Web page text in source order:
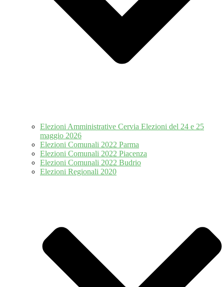
Elezioni Amministrative Cervia Elezioni del 24 e 25
maggio 2026
Elezioni Comunali 2022 Parma
Elezioni Comunali 2022 Piacenza
Elezioni Comunali 2022 Budrio
Elezioni Regionali 2020